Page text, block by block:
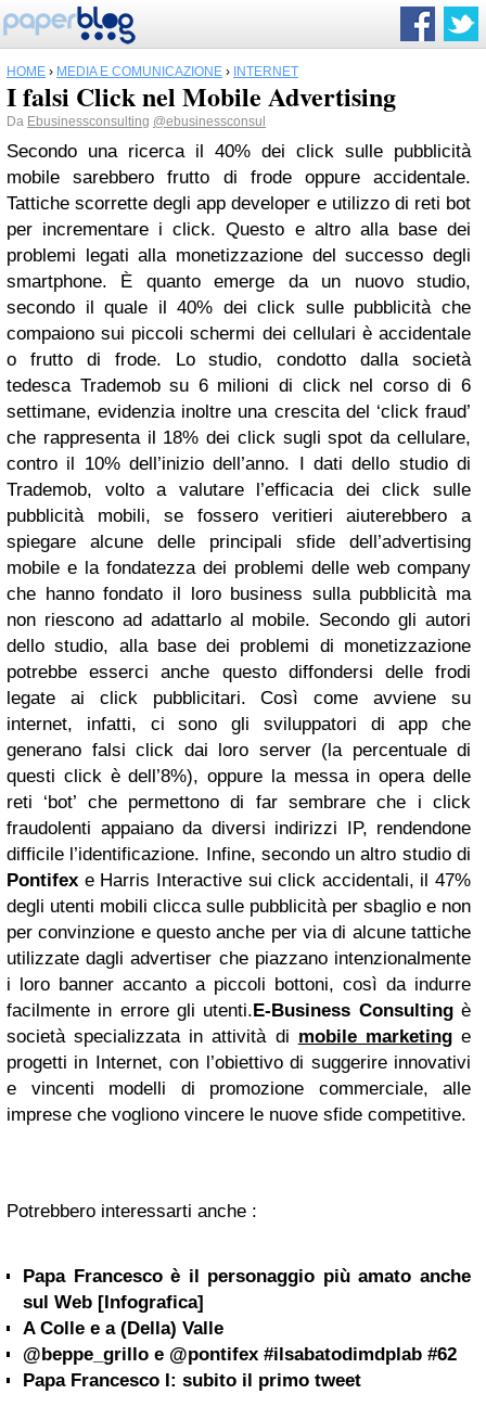
HOME › MEDIA E COMUNICAZIONE › INTERNET
I falsi Click nel Mobile Advertising
Da Ebusinessconsulting @ebusinessconsul
Secondo una ricerca il 40% dei click sulle pubblicità
mobile sarebbero frutto di frode oppure accidentale.
Tattiche scorrette degli app developer e utilizzo di reti bot
per incrementare i click. Questo e altro alla base dei
problemi legati alla monetizzazione del successo degli
smartphone.
È quanto emerge da un nuovo studio,
secondo il quale il 40% dei click sulle pubblicità che
compaiono sui piccoli schermi dei cellulari è accidentale
o frutto di frode.
Lo studio, condotto dalla società
tedesca Trademob su 6 milioni di click nel corso di 6
settimane, evidenzia inoltre una crescita del ‘click fraud’
che rappresenta il 18% dei click sugli spot da cellulare,
contro il 10% dell’inizio dell’anno. I dati dello studio di
Trademob, volto a valutare l’efficacia dei click sulle
pubblicità mobili, se fossero veritieri aiuterebbero a
spiegare alcune delle principali sfide dell’advertising
mobile e la fondatezza dei problemi delle web company
che hanno fondato il loro business sulla pubblicità ma
non riescono ad adattarlo al mobile. Secondo gli autori
dello studio, alla base dei problemi di monetizzazione
potrebbe esserci anche questo diffondersi delle frodi
legate ai click pubblicitari.
Così come avviene su
internet, infatti, ci sono gli sviluppatori di app che
generano falsi click dai loro server (la percentuale di
questi click è dell’8%), oppure la messa in opera delle
reti ‘bot’ che permettono di far sembrare che i click
fraudolenti appaiano da diversi indirizzi IP, rendendone
difficile l’identificazione. Infine, secondo un altro studio di
Pontifex e Harris Interactive sui click accidentali, il 47%
degli utenti mobili clicca sulle pubblicità per sbaglio e non
per convinzione e questo anche per via di alcune tattiche
utilizzate dagli advertiser che piazzano intenzionalmente
i loro banner accanto a piccoli bottoni, così da indurre
facilmente in errore gli utenti.E-Business Consultingè
società specializzata in attività di mobile marketinge
progetti in Internet, con l’obiettivo di suggerire innovativi
e vincenti modelli di promozione commerciale, alle
imprese che vogliono vincere le nuove sfide competitive.
Potrebbero interessarti anche :
Papa Francesco è il personaggio più amato anche
sul Web [Infografica]
A Colle e a (Della) Valle
@beppe_grillo e @pontifex #ilsabatodimdplab #62
Papa Francesco I: subito il primo tweet